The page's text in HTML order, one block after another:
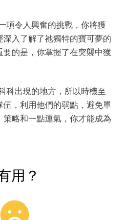
項令人興奮的挑戰，你將獲
入了解了祂獨特的寶可夢的
的是，你掌握了在突襲中獲
科出現的地方，所以時機至
，利用他們的弱點，避免單
略和一點運氣，你才能成為
用？